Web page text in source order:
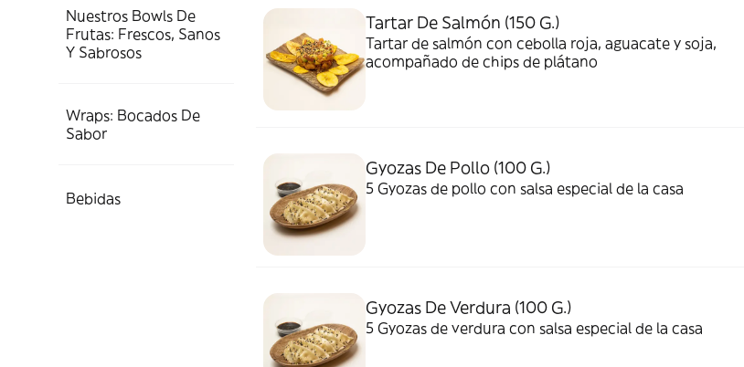
Nuestros Bowls De
Frutas: Frescos, Sanos
Y Sabrosos
Wraps: Bocados De
Sabor
Bebidas
Tartar De Salmón (150 G.)
Tartar de salmón con cebolla roja, aguacate y soja,
acompañado de chips de plátano
Gyozas De Pollo (100 G.)
5 Gyozas de pollo con salsa especial de la casa
Gyozas De Verdura (100 G.)
5 Gyozas de verdura con salsa especial de la casa